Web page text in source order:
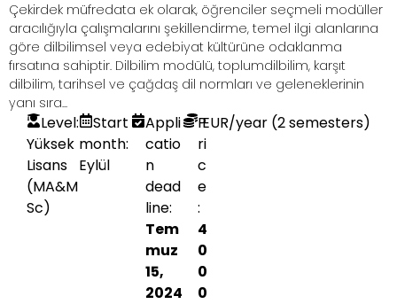
Çekirdek müfredata ek olarak, öğrenciler seçmeli modüller
aracılığıyla çalışmalarını şekillendirme, temel ilgi alanlarına
göre dilbilimsel veya edebiyat kültürüne odaklanma
fırsatına sahiptir. Dilbilim modülü, toplumdilbilim, karşıt
dilbilim, tarihsel ve çağdaş dil normları ve geleneklerinin
yanı sıra...
Level:
Yüksek
Lisans
(MA&M
Sc)
Start
month:
Eylül
Appli
catio
n
dead
line:
Tem
muz
15,
2024
P
ri
c
e
:
4
0
0
0
EUR/year (2 semesters)